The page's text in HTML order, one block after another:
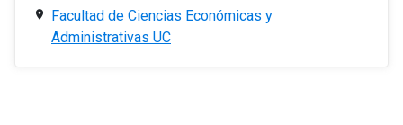
Facultad de Ciencias Económicas y
Administrativas UC